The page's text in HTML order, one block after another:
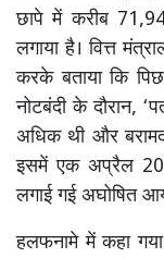
छापे में करीब
लगाया है। वित्त
करके बताया कि
नोटबंदी के दौरान,
अधिक थी और बरामद
इसमें एक अप्रैल
लगाई गई अघोषित आय
हलफनामे में कहा